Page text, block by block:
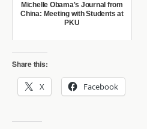
Michelle Obama's Journal from
China: Meeting with Students at
PKU
Share this:
X Facebook